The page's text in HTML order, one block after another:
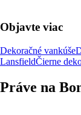
Objavte viac
Dekoračné vankúše
LansfieldČierne
Práve na